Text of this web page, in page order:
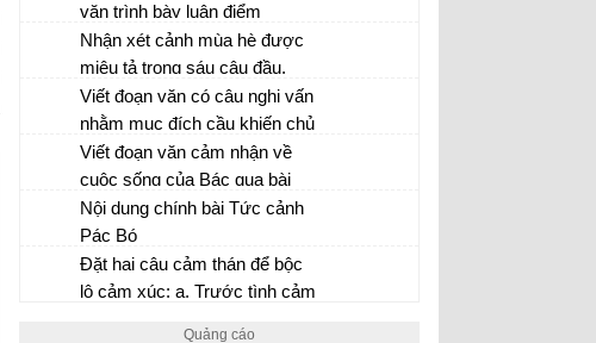
văn trình bày luận điểm
Nhận xét cảnh mùa hè được
miêu tả trong sáu câu đầu.
Những chi tiết nào khiến em
có nhận xét đó
Viết đoạn văn có câu nghi vấn
nhằm mục đích cầu khiến chủ
đề bạn bè
Viết đoạn văn cảm nhận về
cuộc sống của Bác qua bài
thơ Tức cảnh Pác Bó
Nội dung chính bài Tức cảnh
Pác Bó
Đặt hai câu cảm thán để bộc
lộ cảm xúc: a, Trước tình cảm